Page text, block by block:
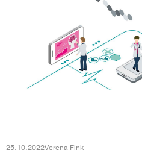
25.10.2022Verena Fink